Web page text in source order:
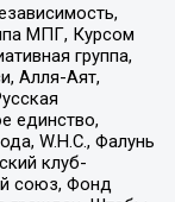
МПГ, Курсом
группа,
Алля-Аят,
единство,
W.H.С., Фалунь
клуб-
союз, Фонд